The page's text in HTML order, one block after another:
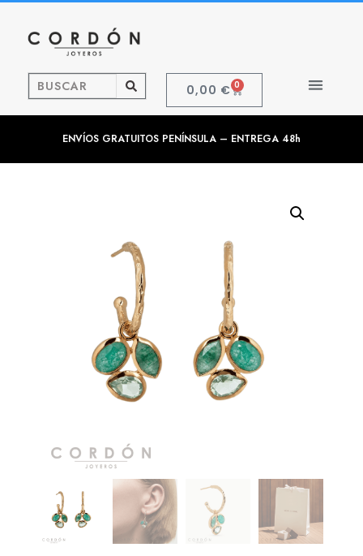
0,00 € 0
ENVÍOS GRATUITOS PENÍNSULA – ENTREGA 48h